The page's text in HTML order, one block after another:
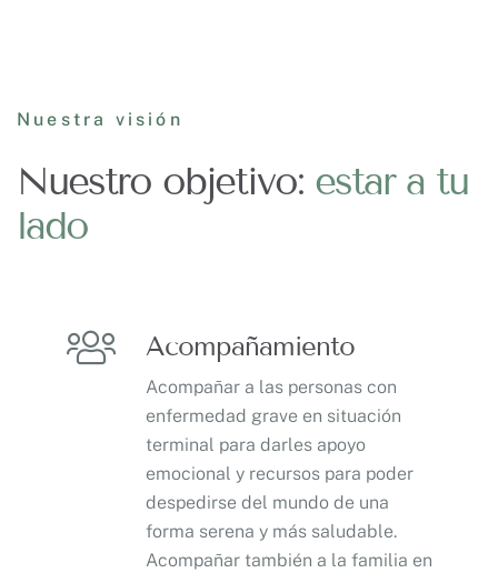
Nuestra visión
Nuestro objetivo: estar a tu
lado
Acompañamiento
Acompañar a las personas con
enfermedad grave en situación
terminal para darles apoyo
emocional y recursos para poder
despedirse del mundo de una
forma serena y más saludable.
Acompañar también a la familia en